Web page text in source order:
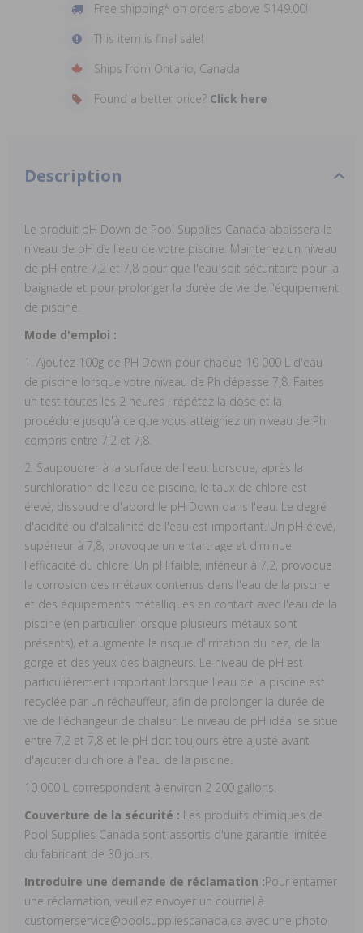
Free shipping* on orders above $149.00!
This item is final sale!
Ships from Ontario, Canada
Found a better price? Click here
Description
Le produit pH Down de Pool Supplies Canada abaissera le
niveau de pH de l'eau de votre piscine. Maintenez un niveau
de pH entre 7,2 et 7,8 pour que l'eau soit sécuritaire pour la
baignade et pour prolonger la durée de vie de l'équipement
de piscine.
Mode d'emploi :
1. Ajoutez 100g de PH Down pour chaque 10 000 L d'eau
de piscine lorsque votre niveau de Ph dépasse 7,8. Faites
un test toutes les 2 heures ; répétez la dose et la
procédure jusqu'à ce que vous atteigniez un niveau de Ph
compris entre 7,2 et 7,8.
2. Saupoudrer à la surface de l'eau. Lorsque, après la
surchloration de l'eau de piscine, le taux de chlore est
élevé, dissoudre d'abord le pH Down dans l'eau. Le degré
d'acidité ou d'alcalinité de l'eau est important. Un pH élevé,
supérieur à 7,8, provoque un entartrage et diminue
l'efficacité du chlore. Un pH faible, inférieur à 7,2, provoque
la corrosion des métaux contenus dans l'eau de la piscine
et des équipements métalliques en contact avec l'eau de la
piscine (en particulier lorsque plusieurs métaux sont
présents), et augmente le risque d'irritation du nez, de la
gorge et des yeux des baigneurs. Le niveau de pH est
particulièrement important lorsque l'eau de la piscine est
recyclée par un réchauffeur, afin de prolonger la durée de
vie de l'échangeur de chaleur. Le niveau de pH idéal se situe
entre 7,2 et 7,8 et le pH doit toujours être ajusté avant
d'ajouter du chlore à l'eau de la piscine.
10 000 L correspondent à environ 2 200 gallons.
Couverture de la sécurité : Les produits chimiques de
Pool Supplies Canada sont assortis d'une garantie limitée
du fabricant de 30 jours.
Introduire une demande de réclamation :Pour entamer
une réclamation, veuillez envoyer un courriel à
customerservice@poolsuppliescanada.ca avec une photo